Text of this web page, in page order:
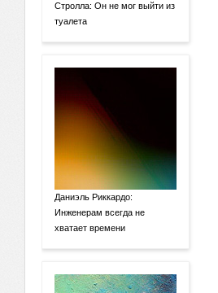
Стролла: Он не мог выйти из
туалета
Даниэль Риккардо:
Инженерам всегда не
хватает времени